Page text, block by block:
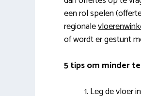
een rol spelen
regionale
of wordt er gestunt
5 tips om minder
Leg de vloer